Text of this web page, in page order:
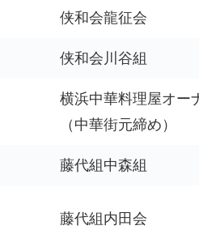
侠和会龍征会
侠和会川谷組
横浜中華料理屋オー
（中華街元締め）
藤代組中森組
藤代組内田会